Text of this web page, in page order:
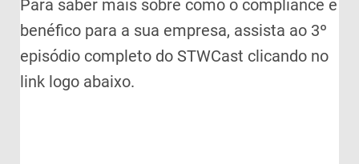
Para saber mais sobre como o compliance é
benéfico para a sua empresa, assista ao 3º
episódio completo do STWCast clicando no
link logo abaixo.